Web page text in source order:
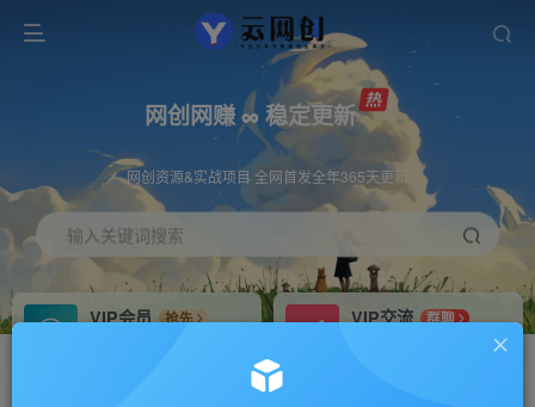
网创网赚 ∞ 稳定更新
网创资源&实战项目 全网首发全年365天更新
输入关键词搜索
VIP会员
抢先
VIP交流
群聊
研究探讨更多创业项目路子。